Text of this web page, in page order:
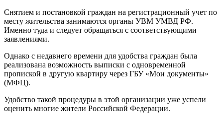
Снятием и постановкой граждан на регистрационный учет по
месту жительства занимаются органы УВМ УМВД РФ.
Именно туда и следует обращаться с соответствующими
заявлениями.
Однако с недавнего времени для удобства граждан была
реализована возможность выписки с одновременной
пропиской в другую квартиру через ГБУ «Мои документы»
(МФЦ).
Удобство такой процедуры в этой организации уже успели
оценить многие жители Российской Федерации.